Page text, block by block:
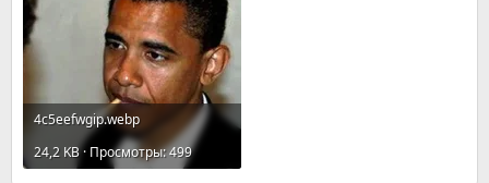
4c5eefwgip.webp
24,2 KB · Просмотры: 499